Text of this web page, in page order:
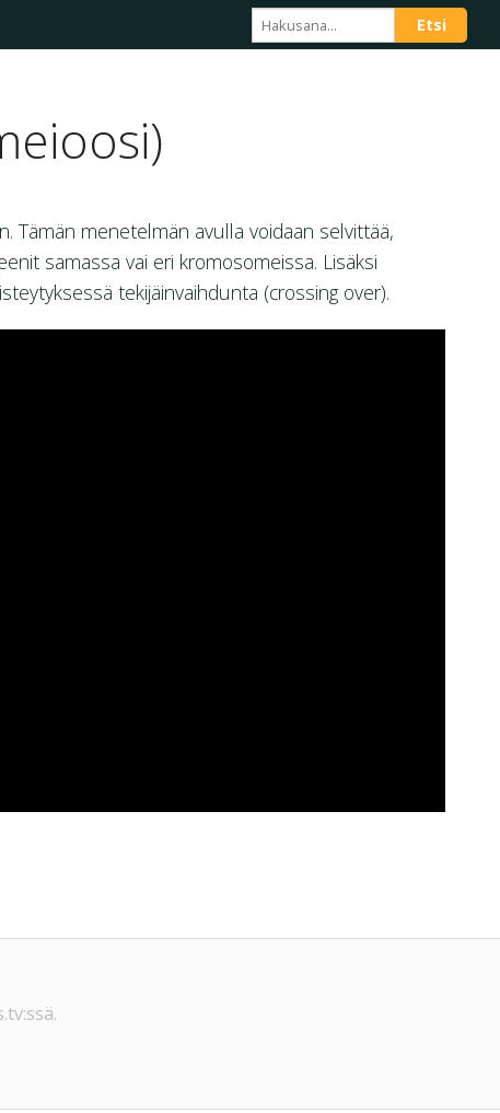
Tämän menetelmän avulla voidaan selvittää,
samassa vai eri kromosomeissa. Lisäksi
tekijäinvaihdunta (crossing over).